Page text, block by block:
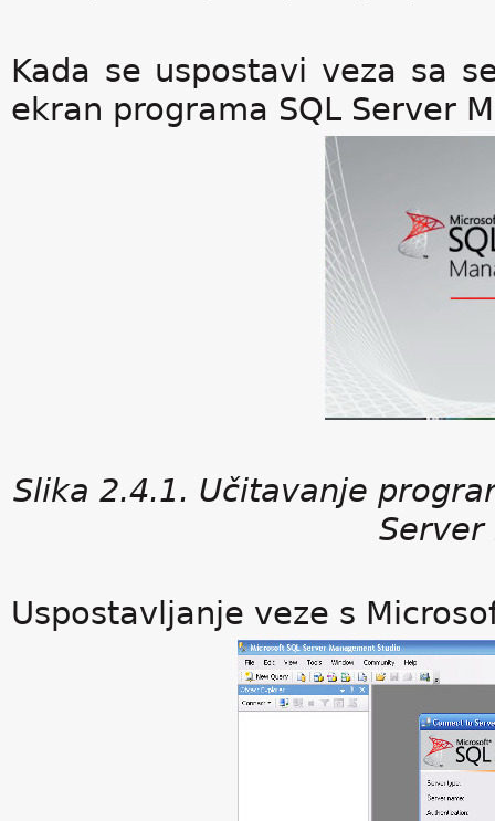
Kada se uspostavi veza sa
ekran programa SQL Server
Slika 2.4.1. Učitavanje
Server
Uspostavljanje veze s